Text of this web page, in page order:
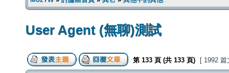
User Agent (無聊)測試
第 133 頁 (共 133 頁) [ 1992